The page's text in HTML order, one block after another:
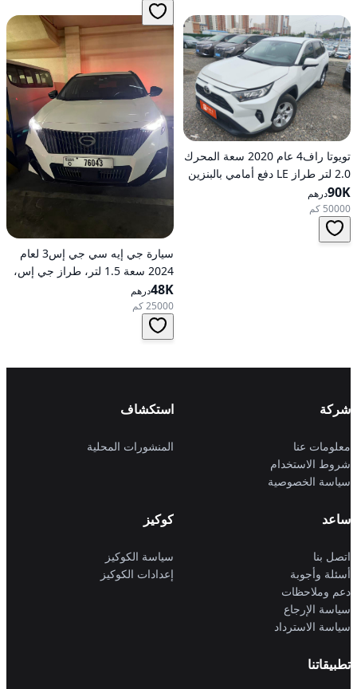
تويوتا راف4 عام 2020 سعة المحرك
2.0 لتر طراز LE دفع أمامي بالبنزين
أوتوماتيكي
90Kدرهم
50000 كم
سيارة جي إيه سي جي إس3 لعام
2024 سعة 1.5 لتر، طراز جي إس،
تعمل بالبنزين، ناقل حركة
أوتوماتيكي، دفع أمامي
48Kدرهم
25000 كم
شركة
معلومات عنا
شروط الاستخدام
سياسة الخصوصية
استكشاف
المنشورات المحلية
ساعد
اتصل بنا
أسئلة وأجوبة
دعم وملاحظات
سياسة الإرجاع
سياسة الاسترداد
كوكيز
سياسة الكوكيز
إعدادات الكوكيز
تطبيقاتنا